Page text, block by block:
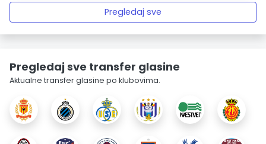
Pregledaj sve
Pregledaj sve transfer glasine
Aktualne transfer glasine po klubovima.